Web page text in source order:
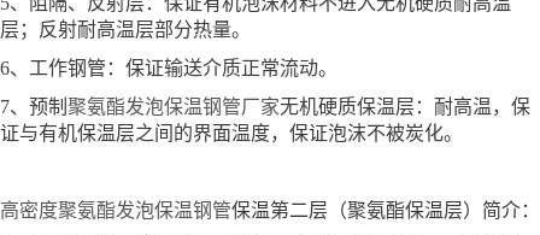
层；反射耐高温层部分热量。
6、工作钢管：保证输送介质正常流动。
7、预制 聚氨酯发泡保温钢管厂家无机硬质保温层：耐高温，保
证与有机保温层之间的界面温度，保证泡沫不被炭化。
高密度聚氨酯发泡保温钢管保温第二层（聚氨酯保温层）简介：